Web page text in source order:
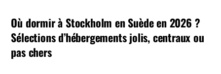
Où dormir à Stockholm en Suède en 2026 ?
Sélections d’hébergements jolis, centraux ou
pas chers